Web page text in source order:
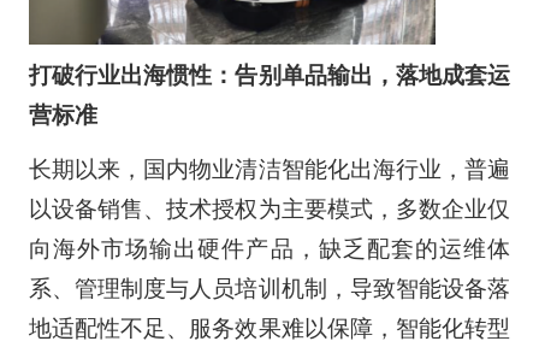
打破行业出海惯性：告别单品输出，落地成套运
营标准
长期以来，国内物业清洁智能化出海行业，普遍
以设备销售、技术授权为主要模式，多数企业仅
向海外市场输出硬件产品，缺乏配套的运维体
系、管理制度与人员培训机制，导致智能设备落
地适配性不足、服务效果难以保障，智能化转型